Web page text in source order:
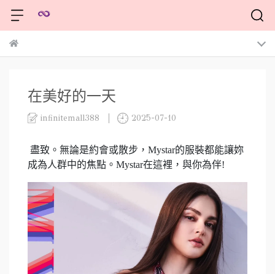
在美好的一天
infinitemall388 2025-07-10
盡致。無論是約會或散步，Mystar的服裝都能讓妳
成為人群中的焦點。Mystar在這裡，與你為伴!